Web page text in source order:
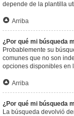
depende de la plantilla
Arriba
¿Por qué mi búsqueda
Probablemente su
comunes que no son
opciones disponibles en
Arriba
¿Por qué mi búsqueda
La búsqueda devolvió